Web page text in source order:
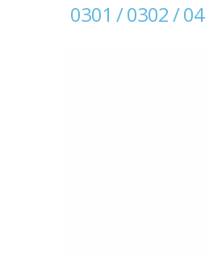
0301 / 0302 /